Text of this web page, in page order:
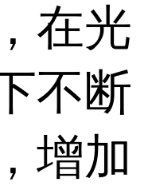
在光
不断
增加